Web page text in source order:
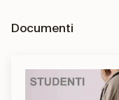
Documenti